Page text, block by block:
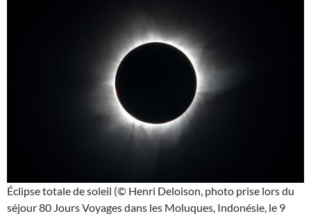
Éclipse totale de soleil (© Henri Deloison, photo prise lors du
séjour 80 Jours Voyages dans les Moluques, Indonésie, le 9